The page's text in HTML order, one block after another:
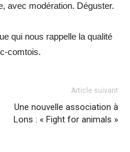
avec modération. Déguster.
qui nous rappelle la qualité
comtois.
Article suivant
Une nouvelle association à
Lons : « Fight for animals »